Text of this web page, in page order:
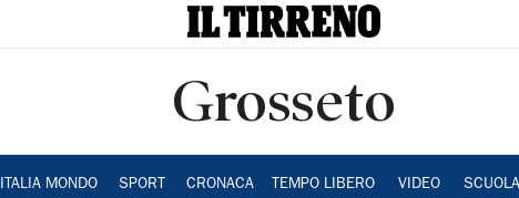
Grosseto
ITALIA MONDO SPORT CRONACA TEMPO LIBERO VIDEO